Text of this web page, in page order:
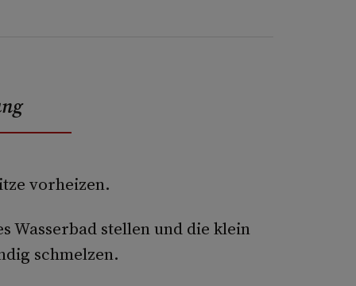
vorheizen.
Wasserbad stellen und die klein
schmelzen.